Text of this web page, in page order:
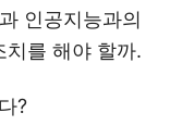
인공지능과의
치를 해야 할까.
?